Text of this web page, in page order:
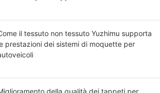
il tessuto non tessuto Yuzhimu supporta
prestazioni dei sistemi di moquette per
della qualità dei tappeti per